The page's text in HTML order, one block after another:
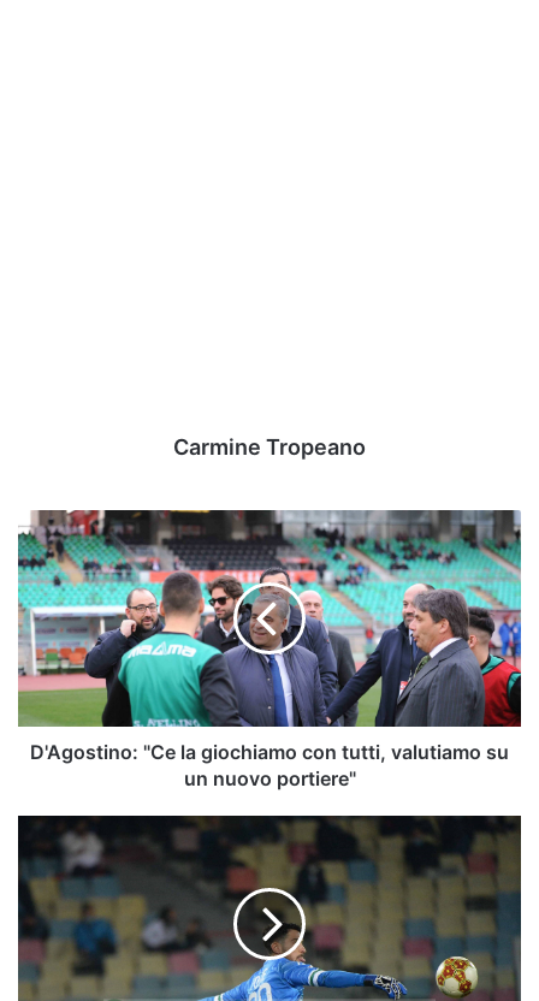
Carmine Tropeano
D'Agostino:
"Ce
la
giochiamo
con
tutti,
valutiamo
su
un
nuovo
D'Agostino: "Ce la giochiamo con tutti, valutiamo su
un nuovo portiere"
"Qui
ad
Avellino
ho
percepito
l'amore